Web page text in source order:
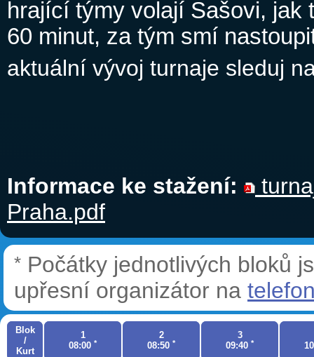
hrající týmy volají Sašovi, jak
60 minut, za tým smí
aktuální vývoj turnaje sleduj
Informace ke stažení:
Praha.pdf
* Počátky jednotlivých bloků
upřesní organizátor na
Blok
/
Kurt
1
08:00 *
2
08:50 *
3
09:40 *